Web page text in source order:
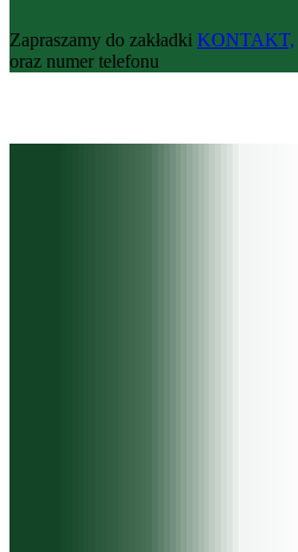
Zapraszamy do zakładki KONTAKT,
oraz numer telefonu